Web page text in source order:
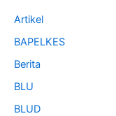
Artikel
BAPELKES
Berita
BLU
BLUD